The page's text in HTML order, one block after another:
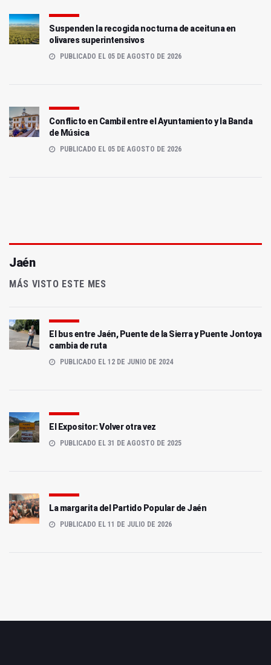
Suspenden la recogida nocturna de aceituna en
olivares superintensivos
PUBLICADO EL 05 DE AGOSTO DE 2026
Conflicto en Cambil entre el Ayuntamiento y la Banda
de Música
PUBLICADO EL 05 DE AGOSTO DE 2026
Jaén
MÁS VISTO ESTE MES
El bus entre Jaén, Puente de la Sierra y Puente Jontoya
cambia de ruta
PUBLICADO EL 12 DE JUNIO DE 2024
El Expositor: Volver otra vez
PUBLICADO EL 31 DE AGOSTO DE 2025
La margarita del Partido Popular de Jaén
PUBLICADO EL 11 DE JULIO DE 2026